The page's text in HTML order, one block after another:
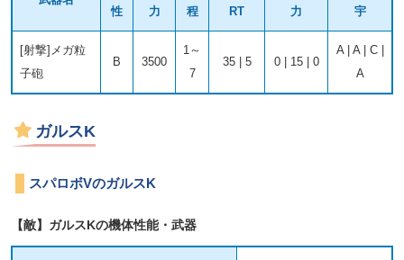
性
力 程 RT 力 宇
[射撃]メガ粒
子砲
B 3500
1～
7
35 | 5 0 | 15 | 0
A | A | C |
A
ガルスK
スパロボVのガルスK
【敵】ガルスKの機体性能・武器